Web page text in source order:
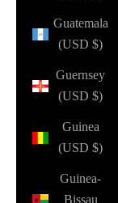
Guatemala
(USD $)
Guernsey
(USD $)
Guinea
(USD $)
Guinea-
Bissau